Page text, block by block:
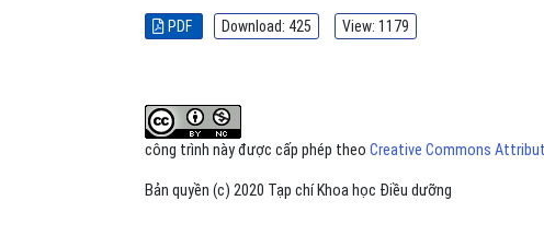
PDF Download: 425 View: 1179
công trình này được cấp phép theo Creative Commons
Bản quyền (c) 2020 Tạp chí Khoa học Điều dưỡng